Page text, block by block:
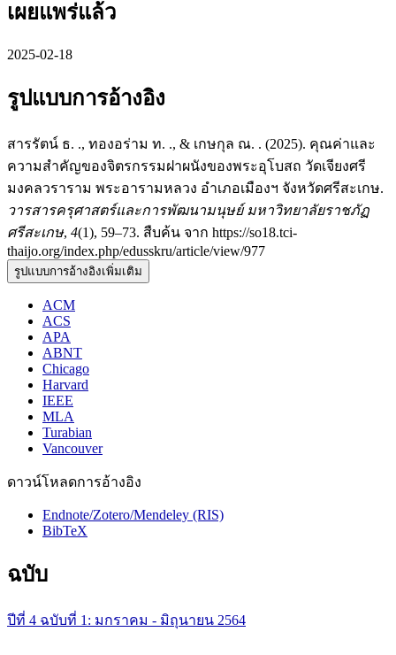
เผยแพร่แล้ว
2025-02-18
รูปแบบการอ้างอิง
สารรัตน์ ธ. ., ทองอร่าม ท. ., & เกษกุล ณ. . (2025). คุณค่าและ
ความสำคัญของจิตรกรรมฝาผนังของพระอุโบสถ วัดเจียงศรี
มงคลวราราม พระอารามหลวง อำเภอเมืองฯ จังหวัดศรีสะเกษ.
วารสารครุศาสตร์และการพัฒนามนุษย์ มหาวิทยาลัยราชภัฏ
ศรีสะเกษ, 4(1), 59–73. สืบค้น จาก https://so18.tci-
thaijo.org/index.php/edusskru/article/view/977
รูปแบบการอ้างอิงเพิ่มเติม
ACM
ACS
APA
ABNT
Chicago
Harvard
IEEE
MLA
Turabian
Vancouver
ดาวน์โหลดการอ้างอิง
Endnote/Zotero/Mendeley (RIS)
BibTeX
ฉบับ
ปีที่ 4 ฉบับที่ 1: มกราคม - มิถุนายน 2564